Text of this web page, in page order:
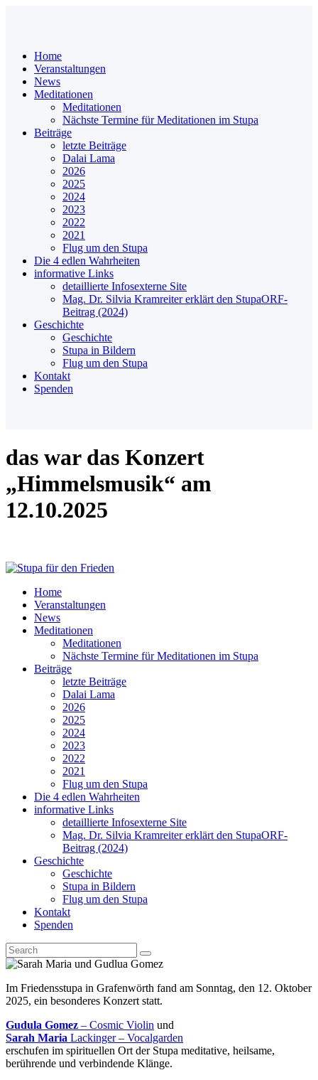
Home
Veranstaltungen
News
Meditationen
Meditationen
Nächste Termine für Meditationen im Stupa
Beiträge
letzte Beiträge
Dalai Lama
2026
2025
2024
2023
2022
2021
Flug um den Stupa
Die 4 edlen Wahrheiten
informative Links
detaillierte Infosexterne Site
Mag. Dr. Silvia Kramreiter erklärt den StupaORF-
Beitrag (2024)
Geschichte
Geschichte
Stupa in Bildern
Flug um den Stupa
Kontakt
Spenden
das war das Konzert
„Himmelsmusik“ am
12.10.2025
Home
Veranstaltungen
News
Meditationen
Meditationen
Nächste Termine für Meditationen im Stupa
Beiträge
letzte Beiträge
Dalai Lama
2026
2025
2024
2023
2022
2021
Flug um den Stupa
Die 4 edlen Wahrheiten
informative Links
detaillierte Infosexterne Site
Mag. Dr. Silvia Kramreiter erklärt den StupaORF-
Beitrag (2024)
Geschichte
Geschichte
Stupa in Bildern
Flug um den Stupa
Kontakt
Spenden
Im Friedensstupa in Grafenwörth fand am Sonntag, den 12. Oktober
2025, ein besonderes Konzert statt.
Gudula Gomez – Cosmic Violin und
Sarah Maria Lackinger – Vocalgarden
erschufen im spirituellen Ort der Stupa meditative, heilsame,
berührende und verbindende Klänge.